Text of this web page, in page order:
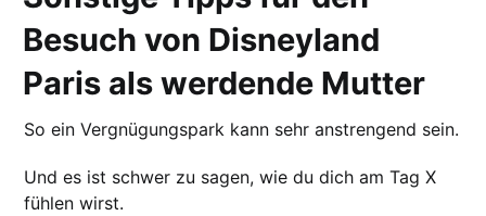
Besuch von Disneyland
Paris als werdende Mutter
So ein Vergnügungspark kann sehr anstrengend sein.
Und es ist schwer zu sagen, wie du dich am Tag X
fühlen wirst.